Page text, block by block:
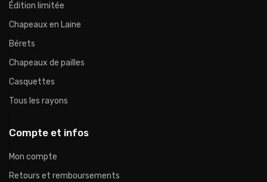
Édition limitée
Chapeaux en Laine
Bérets
Chapeaux de pailles
Casquettes
Tous les rayons
Compte et infos
Mon compte
Retours et remboursements